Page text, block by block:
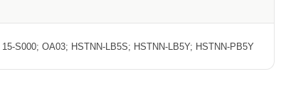
S000; OA03; HSTNN-LB5S; HSTNN-LB5Y; HSTNN-PB5Y